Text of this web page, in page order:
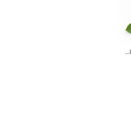
ESSENTIAL OILS زيوت عطرية اساسية